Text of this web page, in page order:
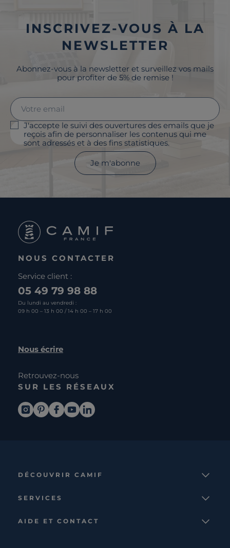
INSCRIVEZ-VOUS À LA
NEWSLETTER
Abonnez-vous à la newsletter et surveillez vos mails
pour profiter de 5% de remise !
J'accepte le suivi des ouvertures des emails que je
reçois afin de personnaliser les contenus qui me
sont adressés et à des fins statistiques.
Je m'abonne
NOUS CONTACTER
Service client :
05 49 79 98 88
Du lundi au vendredi :
09 h 00 – 13 h 00 / 14 h 00 – 17 h 00
Nous écrire
Retrouvez-nous
SUR LES RÉSEAUX
DÉCOUVRIR CAMIF
Nos collections
SERVICES
AIDE ET CONTACT